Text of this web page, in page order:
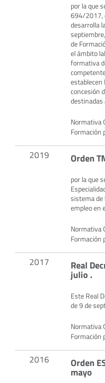
por la que
694/2017,
desarrolla
de
el ámbito
formativa
establecen
concesión
destinadas
Normativa
Formación
2019 Orden
por la que
sistema de
empleo en
Normativa
Formación
2017 Real
julio .
Este Real
de 9 de
Normativa
Formación
2016 Orden
mayo